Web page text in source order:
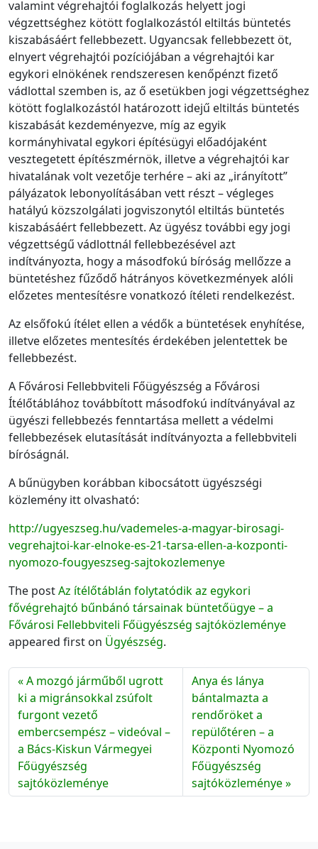
valamint végrehajtói foglalkozás helyett jogi
végzettséghez kötött foglalkozástól eltiltás büntetés
kiszabásáért fellebbezett. Ugyancsak fellebbezett öt,
elnyert végrehajtói pozíciójában a végrehajtói kar
egykori elnökének rendszeresen kenőpénzt fizető
vádlottal szemben is, az ő esetükben jogi végzettséghez
kötött foglalkozástól határozott idejű eltiltás büntetés
kiszabását kezdeményezve, míg az egyik
kormányhivatal egykori építésügyi előadójaként
vesztegetett építészmérnök, illetve a végrehajtói kar
hivatalának volt vezetője terhére – aki az „irányított”
pályázatok lebonyolításában vett részt – végleges
hatályú közszolgálati jogviszonytól eltiltás büntetés
kiszabásáért fellebbezett. Az ügyész további egy jogi
végzettségű vádlottnál fellebbezésével azt
indítványozta, hogy a másodfokú bíróság mellőzze a
büntetéshez fűződő hátrányos következmények alóli
előzetes mentesítésre vonatkozó ítéleti rendelkezést.
Az elsőfokú ítélet ellen a védők a büntetések enyhítése,
illetve előzetes mentesítés érdekében jelentettek be
fellebbezést.
A Fővárosi Fellebbviteli Főügyészség a Fővárosi
Ítélőtáblához továbbított másodfokú indítványával az
ügyészi fellebbezés fenntartása mellett a védelmi
fellebbezések elutasítását indítványozta a fellebbviteli
bíróságnál.
A bűnügyben korábban kibocsátott ügyészségi
közlemény itt olvasható:
http://ugyeszseg.hu/vademeles-a-magyar-birosagi-
vegrehajtoi-kar-elnoke-es-21-tarsa-ellen-a-kozponti-
nyomozo-fougyeszseg-sajtokozlemenye
The postAz ítélőtáblán folytatódik az egykori
fővégrehajtó bűnbánó társainak büntetőügye – a
Fővárosi Fellebbviteli Főügyészség sajtóközleménye
appeared first on Ügyészség.
A mozgó járműből ugrott
ki a migránsokkal zsúfolt
furgont vezető
embercsempész – videóval –
a Bács-Kiskun Vármegyei
Főügyészség
sajtóközleménye
Anya és lánya
bántalmazta a
rendőröket a
repülőtéren – a
Központi Nyomozó
Főügyészség
sajtóközleménye